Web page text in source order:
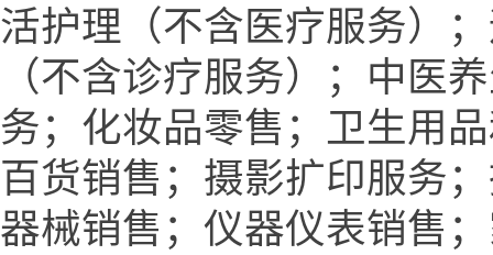
活护理（不含医疗服务）
（不含诊疗服务）；中医
务；化妆品零售；卫生用
百货销售；摄影扩印服务
器械销售；仪器仪表销售